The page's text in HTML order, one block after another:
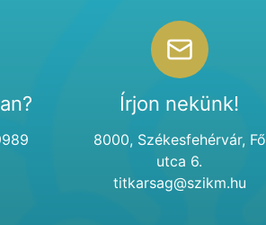
Írjon nekünk!
8000, Székesfehérvár, Fő
utca 6.
titkarsag@szikm.hu